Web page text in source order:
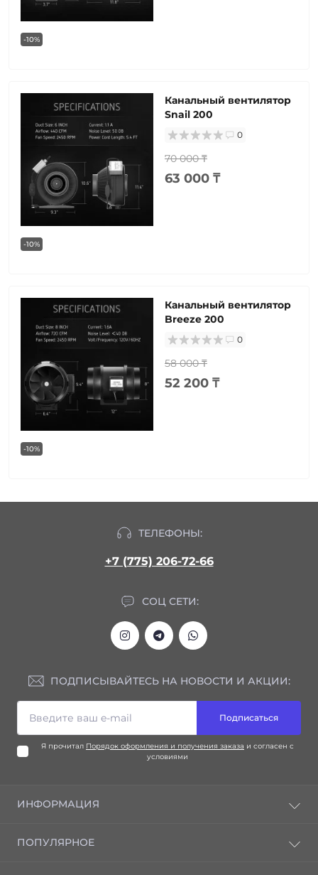
-10%
-10%
Канальный вентилятор
Snail 200
0
70 000 ₸
63 000 ₸
-10%
Канальный вентилятор
Breeze 200
0
58 000 ₸
52 200 ₸
ТЕЛЕФОНЫ:
+7 (775) 206-72-66
СОЦ СЕТИ:
ПОДПИСЫВАЙТЕСЬ НА НОВОСТИ И АКЦИИ:
Подписаться
Я прочитал Порядок оформления и получения заказа и согласен с
условиями
ИНФОРМАЦИЯ
Отзывы
ПОПУЛЯРНОЕ